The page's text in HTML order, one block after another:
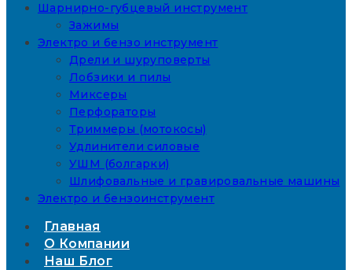
Шарнирно-губцевый инструмент
Зажимы
Электро и бензо инструмент
Дрели и шуруповерты
Лобзики и пилы
Миксеры
Перфораторы
Триммеры (мотокосы)
Удлинители силовые
УШМ (болгарки)
Шлифовальные и гравировальные машины
Электро и бензоинструмент
Главная
О Компании
Наш Блог